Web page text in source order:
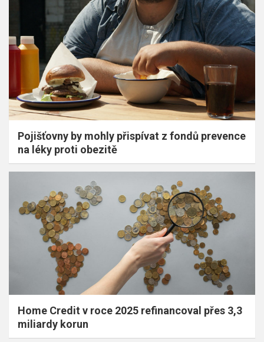
Pojišťovny by mohly přispívat z fondů prevence
na léky proti obezitě
Home Credit v roce 2025 refinancoval přes 3,3
miliardy korun